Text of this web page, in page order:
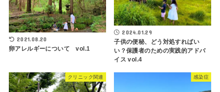
2021.08.20
卵アレルギーについて vol.1
2024.01.29
子供の便秘、どう対処すればい
い？保護者のための実践的アドバ
イス vol.4
クリニック関連 感染症